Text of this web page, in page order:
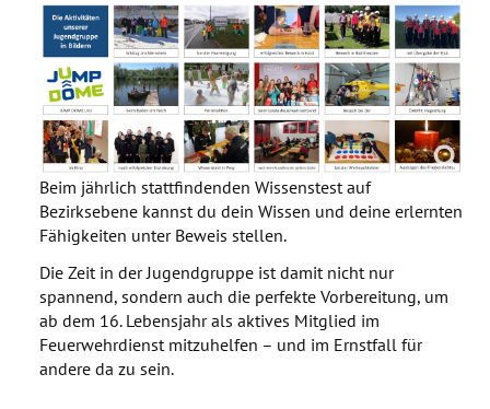
Beim jährlich stattfindenden Wissenstest auf
Bezirksebene kannst du dein Wissen und deine erlernten
Fähigkeiten unter Beweis stellen.
Die Zeit in der Jugendgruppe ist damit nicht nur
spannend, sondern auch die perfekte Vorbereitung, um
ab dem 16. Lebensjahr als aktives Mitglied im
Feuerwehrdienst mitzuhelfen – und im Ernstfall für
andere da zu sein.